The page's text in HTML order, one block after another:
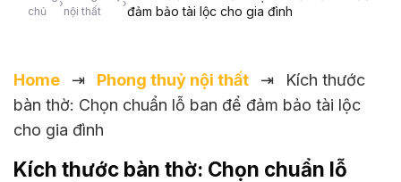
chủ
›
nội thất
›
đảm bảo tài lộc cho gia đình
Home ⇥ Phong thuỷ nội thất ⇥
Kích thước
bàn thờ: Chọn chuẩn lỗ ban để đảm bảo tài lộc
cho gia đình
Kích thước bàn thờ: Chọn chuẩn lỗ